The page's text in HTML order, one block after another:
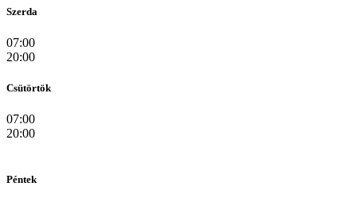
Szerda
07:00
20:00
Csütörtök
07:00
20:00
Péntek